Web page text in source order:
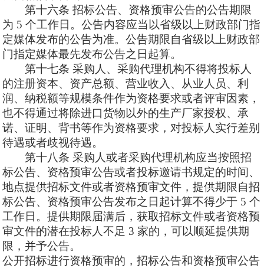
第十六条 招标公告、资格预审公告的公告期限
为 5 个工作日。公告内容应当以省级以上财政部门指
定媒体发布的公告为准。公告期限自省级以上财政部
门指定媒体最先发布公告之日起算。
第十七条 采购人、采购代理机构不得将投标人
的注册资本、资产总额、营业收入、从业人员、利
润、纳税额等规模条件作为资格要求或者评审因素，
也不得通过将除进口货物以外的生产厂家授权、承
诺、证明、背书等作为资格要求，对投标人实行差别
待遇或者歧视待遇。
第十八条 采购人或者采购代理机构应当按照招
标公告、资格预审公告或者投标邀请书规定的时间、
地点提供招标文件或者资格预审文件，提供期限自招
标公告、资格预审公告发布之日起计算不得少于 5 个
工作日。提供期限届满后，获取招标文件或者资格预
审文件的潜在投标人不足 3 家的，可以顺延提供期
限，并予公告。
公开招标进行资格预审的，招标公告和资格预审公告